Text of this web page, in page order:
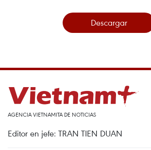
Descargar
AGENCIA VIETNAMITA DE NOTICIAS
Editor en jefe: TRAN TIEN DUAN